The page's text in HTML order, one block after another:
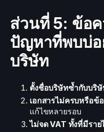
ส่วนที่ 5: ข้อค
ปัญหาที่พบบ่อ
บริษัท
ตั้งชื่อบริษัทซ้ำกับบริ
เอกสารไม่ครบหรือข้
แก้ไขหลายรอบ
ไม่จด VAT ทั้งที่มีรา